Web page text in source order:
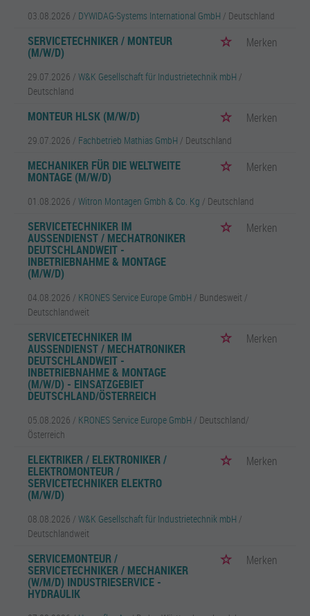
03.08.2026 / DYWIDAG-Systems International GmbH / Deutschland
SERVICETECHNIKER / MONTEUR
(M/W/D)
Merken
29.07.2026 / W&K Gesellschaft für Industrietechnik mbH /
Deutschland
MONTEUR HLSK (M/W/D) Merken
29.07.2026 / Fachbetrieb Mathias GmbH / Deutschland
MECHANIKER FÜR DIE WELTWEITE
MONTAGE (M/W/D)
Merken
01.08.2026 / Witron Montagen Gmbh & Co. Kg / Deutschland
SERVICETECHNIKER IM
AUSSENDIENST / MECHATRONIKER D
EUTSCHLANDWEIT - I
NBETRIEBNAHME & MONTAGE (
M/W/D)
Merken
04.08.2026 / KRONES Service Europe GmbH / Bundesweit /
Deutschlandweit
SERVICETECHNIKER IM
AUSSENDIENST / MECHATRONIKER D
EUTSCHLANDWEIT - I
NBETRIEBNAHME & MONTAGE (
M/W/D) - EINSATZGEBIET D
EUTSCHLAND/ÖSTERREICH
Merken
05.08.2026 / KRONES Service Europe GmbH / Deutschland/
Österreich
ELEKTRIKER / ELEKTRONIKER /
ELEKTROMONTEUR /
SERVICETECHNIKER ELEKTRO
(M/W/D)
Merken
08.08.2026 / W&K Gesellschaft für Industrietechnik mbH /
Deutschlandweit
SERVICEMONTEUR /
SERVICETECHNIKER / MECHANIKER
(W/M/D) INDUSTRIESERVICE -
HYDRAULIK
Merken